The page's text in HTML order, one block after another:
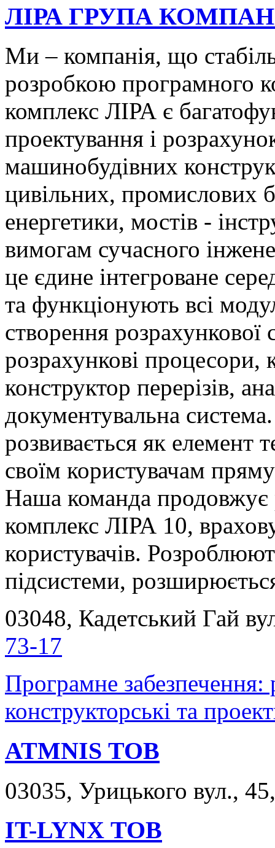
ЛІРА ГРУПА
Ми – компанія, що
розробкою програмного
комплекс ЛІРА є
проектування і
машинобудівних
цивільних, промислових
енергетики, мостів -
вимогам сучасного
це єдине інтегроване
та функціонують всі
створення розрахункової
розрахункові
конструктор перерізів,
документувальна
розвивається як елемент
своїм користувачам
Наша команда продовжує
комплекс ЛІРА 10,
користувачів.
підсистеми,
03048, Кадетський Гай
73-17
Програмне
конструкторські та
ATMNIS ТОВ
03035, Урицького вул.,
IT-LYNX ТОВ